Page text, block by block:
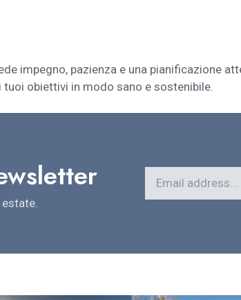
impegno, pazienza e una pianificazione
obiettivi in modo sano e sostenibile.